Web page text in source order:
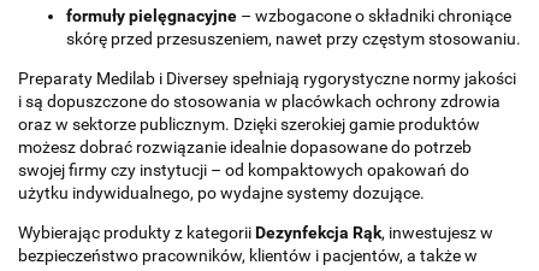
formuły pielęgnacyjne – wzbogacone o składniki chroniące
skórę przed przesuszeniem, nawet przy częstym stosowaniu.
Preparaty Medilab i Diversey spełniają rygorystyczne normy jakości
i są dopuszczone do stosowania w placówkach ochrony zdrowia
oraz w sektorze publicznym. Dzięki szerokiej gamie produktów
możesz dobrać rozwiązanie idealnie dopasowane do potrzeb
swojej firmy czy instytucji – od kompaktowych opakowań do
użytku indywidualnego, po wydajne systemy dozujące.
Wybierając produkty z kategoriiDezynfekcja Rąk, inwestujesz w
bezpieczeństwo pracowników, klientów i pacjentów, a także w